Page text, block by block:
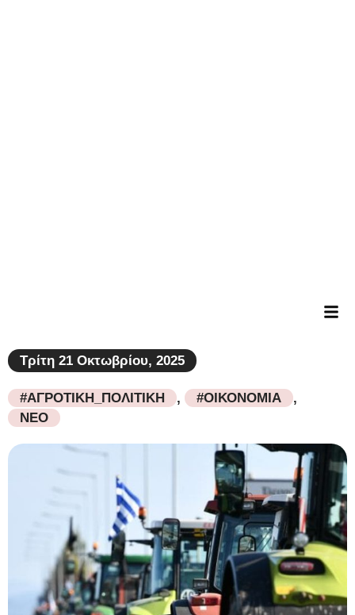
Τρίτη 21 Οκτωβρίου, 2025
#ΑΓΡΟΤΙΚΗ_ΠΟΛΙΤΙΚΗ , #ΟΙΚΟΝΟΜΙΑ
,
ΝΕΟ